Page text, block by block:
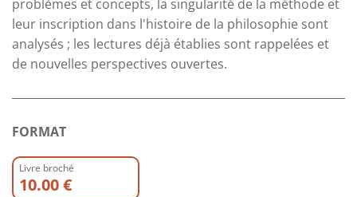
problèmes et concepts, la singularité de la méthode et
leur inscription dans l'histoire de la philosophie sont
analysés ; les lectures déjà établies sont rappelées et
de nouvelles perspectives ouvertes.
FORMAT
Livre broché
10.00 €